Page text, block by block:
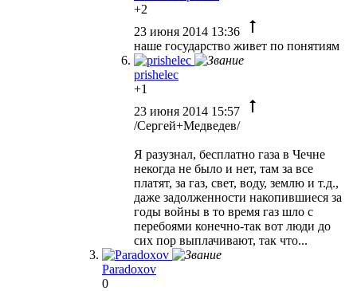
+2
23 июня 2014 13:36
наше государство живет по понятиям
prishelec
+1
23 июня 2014 15:57
/Сергей+Медведев/
Я разузнал, бесплатно газа в Чечне
некогда не было и нет, там за все
платят, за газ, свет, воду, землю и т.д.,
даже задолженности накопившиеся за
годы войны в то время газ шло с
перебоями конечно-так вот люди до
сих пор выплачивают, так что...
Paradoxov
0